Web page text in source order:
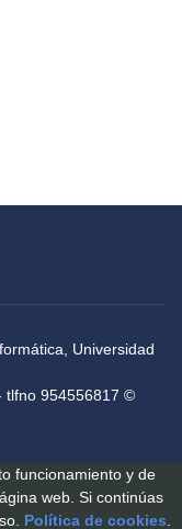
Universidad
tlfno 954556817 ©
funcionamiento y de
web. Si continúas
Política de cookies.